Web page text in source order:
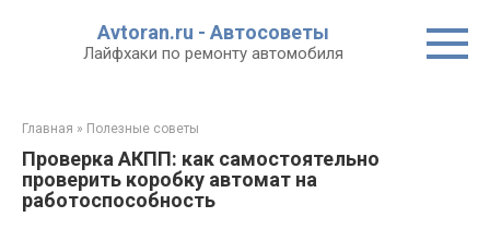
Avtoran.ru - Автосоветы
Лайфхаки по ремонту автомобиля
Главная » Полезные советы
Проверка АКПП: как самостоятельно
проверить коробку автомат на
работоспособность